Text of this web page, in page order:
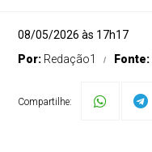
08/05/2026 às 17h17
Por: Redação1 Fonte:
Compartilhe: